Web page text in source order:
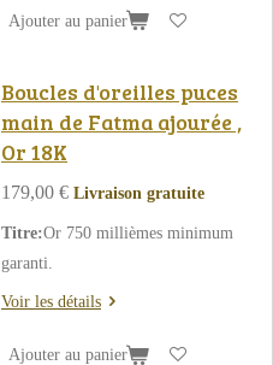
Ajouter au panier
Boucles d'oreilles puces
main de Fatma ajourée ,
Or 18K
179,00 € Livraison gratuite
Titre:Or 750 millièmes minimum
garanti.
Voir les détails
Ajouter au panier